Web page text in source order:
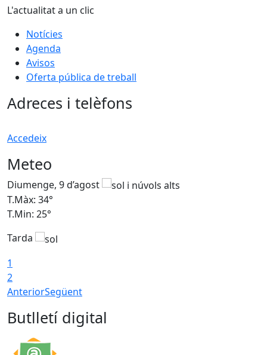
L'actualitat a un clic
Notícies
Agenda
Avisos
Oferta pública de treball
Adreces i telèfons
Accedeix
Meteo
Diumenge, 9 d’agost
T.Màx: 34°
T.Min: 25°
Tarda
1
2
AnteriorSegüent
Butlletí digital